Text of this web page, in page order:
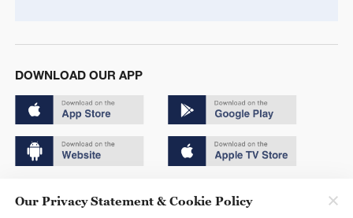
DOWNLOAD OUR APP
Our Privacy Statement & Cookie Policy